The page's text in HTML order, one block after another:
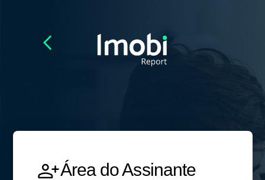
Área do Assinante